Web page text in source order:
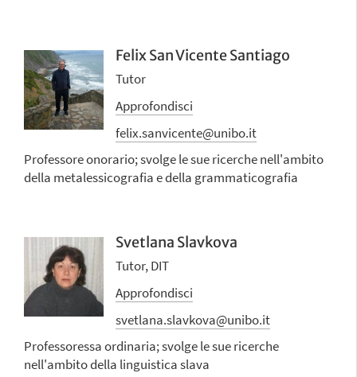
Felix San Vicente Santiago
Tutor
Approfondisci
felix.sanvicente@unibo.it
Professore onorario; svolge le sue ricerche nell'ambito
della metalessicografia e della grammaticografia
Svetlana Slavkova
Tutor, DIT
Approfondisci
svetlana.slavkova@unibo.it
Professoressa ordinaria; svolge le sue ricerche
nell'ambito della linguistica slava